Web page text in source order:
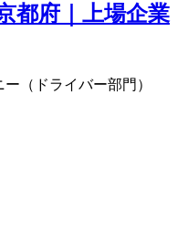
都府｜上場企業
（ドライバー部門）